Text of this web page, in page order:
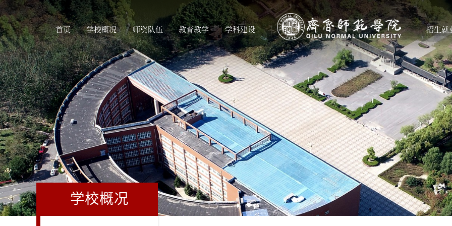
首页 学校概况 师资队伍 教育教学 学科建设 招生就
学校概况